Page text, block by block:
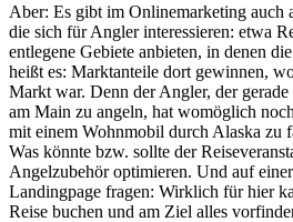
Aber: Es gibt im Onlinemarketing auch
die sich für Angler interessieren: etwa
entlegene Gebiete anbieten, in denen
heißt es: Marktanteile dort gewinnen,
Markt war. Denn der Angler, der
am Main zu angeln, hat womöglich
mit einem Wohnmobil durch Alaska zu
Was könnte bzw. sollte der
Angelzubehör optimieren. Und auf
Landingpage fragen: Wirklich für hier
Reise buchen und am Ziel alles